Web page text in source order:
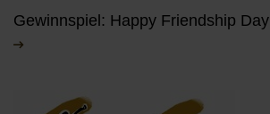
Gewinnspiel: Happy Friendship Day